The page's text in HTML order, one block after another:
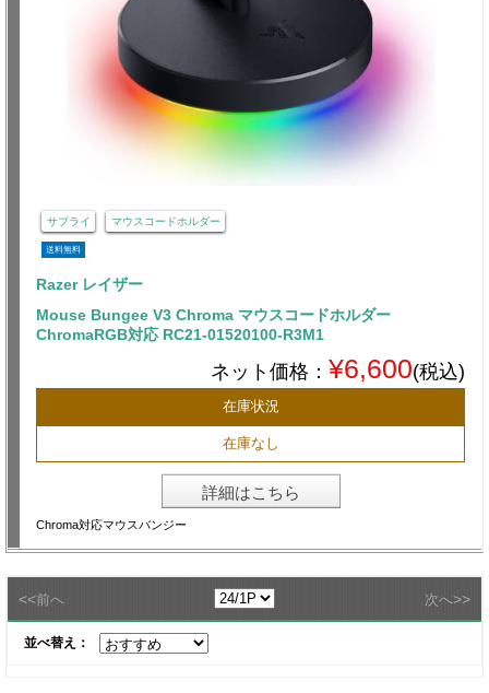
サプライ マウスコードホルダー
送料無料
Razer レイザー
Mouse Bungee V3 Chroma マウスコードホルダー
ChromaRGB対応 RC21-01520100-R3M1
ネット価格： ¥6,600(税込)
在庫状況
在庫なし
詳細はこちら
Chroma対応マウスバンジー
<<前へ 次へ>>
並べ替え：